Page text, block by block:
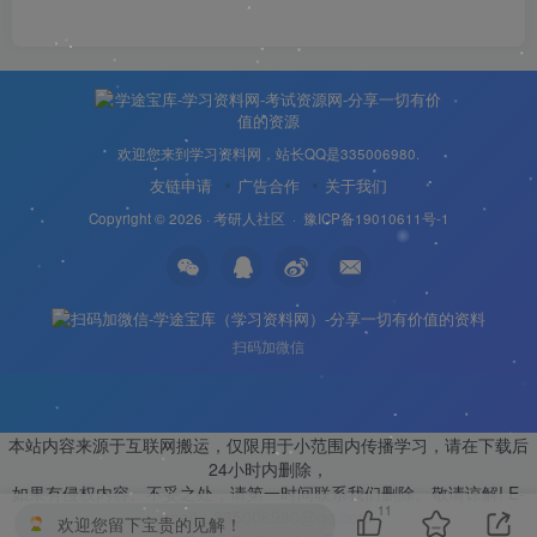
欢迎您来到学习资料网，站长QQ是335006980.
友链申请 广告合作 关于我们
Copyright © 2026 · 考研人社区 · 豫ICP备19010611号-1
扫码加微信
欢迎您留下宝贵的见解！
11
本站内容来源于互联网搬运，仅限用于小范围内传播学习，请在下载后
24小时内删除，
如果有侵权内容、不妥之处，请第一时间联系我们删除。敬请谅解! E-
mail：335006980@qq.com